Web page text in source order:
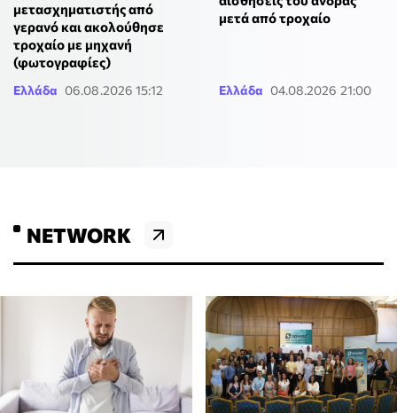
μετασχηματιστής από
γερανό και ακολούθησε
τροχαίο με μηχανή
(φωτογραφίες)
Ελλάδα 06.08.2026 15:12
μετά από τροχαίο
Ελλάδα 04.08.2026 21:00
NETWORK